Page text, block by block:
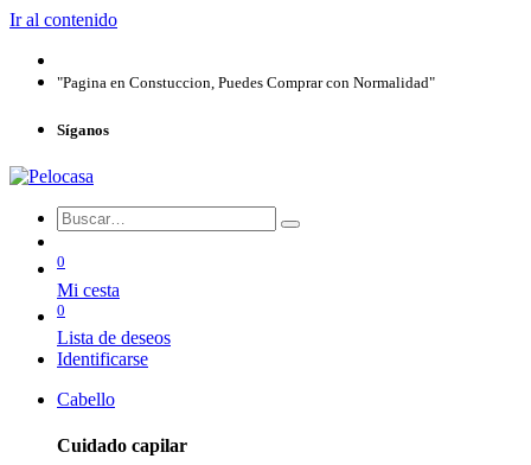
Ir al contenido
"Pagina en Constuccion, Puedes Comprar con Normalidad"
Síganos
0
Mi cesta
0
Lista de deseos
Identificarse
Cabello
Cuidado capilar